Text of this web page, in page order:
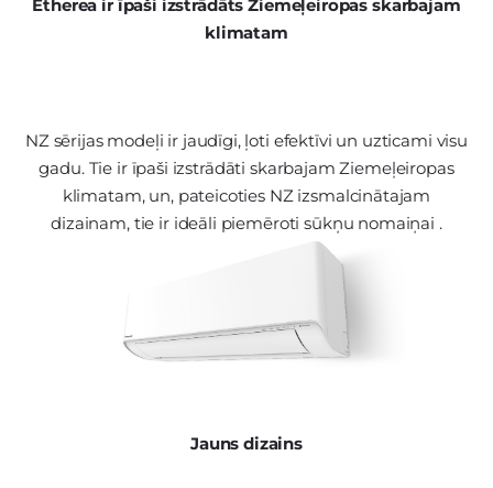
Etherea ir īpaši izstrādāts Ziemeļeiropas skarbajam
klimatam
NZ sērijas modeļi ir jaudīgi, ļoti efektīvi un uzticami visu
gadu. Tie ir īpaši izstrādāti skarbajam Ziemeļeiropas
klimatam, un, pateicoties NZ izsmalcinātajam
dizainam, tie ir ideāli piemēroti sūkņu nomaiņai .
Jauns dizains